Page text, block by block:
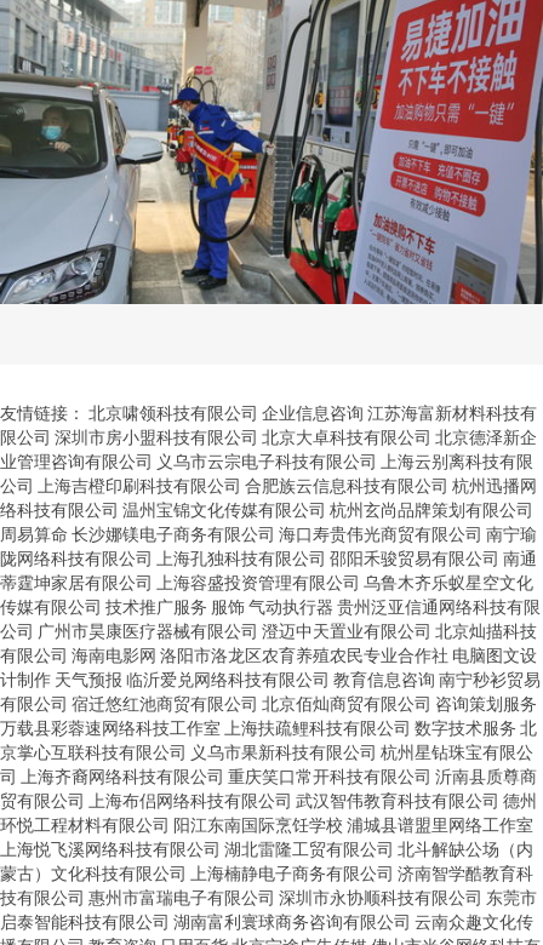
友情链接： 北京啸领科技有限公司 企业信息咨询 江苏海富新材料科技有
限公司 深圳市房小盟科技有限公司 北京大卓科技有限公司 北京德泽新企
业管理咨询有限公司 义乌市云宗电子科技有限公司
上海云别离科技有限
公司
上海吉橙印刷科技有限公司 合肥族云信息科技有限公司 杭州迅播网
络科技有限公司 温州宝锦文化传媒有限公司 杭州玄尚品牌策划有限公司
周易算命 长沙娜镁电子商务有限公司 海口寿贵伟光商贸有限公司 南宁瑜
陇网络科技有限公司
上海孔独科技有限公司 邵阳禾骏贸易有限公司 南通
蒂霆坤家居有限公司
上海容盛投资管理有限公司 乌鲁木齐乐蚁星空文化
传媒有限公司 技术推广服务 服饰气动执行器 贵州泛亚信通网络科技有限
公司 广州市昊康医疗器械有限公司 澄迈中天置业有限公司 北京灿描科技
有限公司 海南电影网 洛阳市洛龙区农育养殖农民专业合作社 电脑图文设
计制作 天气预报 临沂爱兑网络科技有限公司 教育信息咨询 南宁秒衫贸易
有限公司 宿迁悠红池商贸有限公司 北京佰灿商贸有限公司 咨询策划服务
万载县彩蓉速网络科技工作室 上海扶疏鲤科技有限公司 数字技术服务 北
京掌心互联科技有限公司 义乌市果新科技有限公司 杭州星钻珠宝有限公
司
上海齐裔网络科技有限公司 重庆笑口常开科技有限公司 沂南县质尊商
贸有限公司
上海布侣网络科技有限公司 武汉智伟教育科技有限公司 德州
环悦工程材料有限公司 阳江东南国际烹饪学校 浦城县谱盟里网络工作室
上海悦飞溪网络科技有限公司 湖北雷隆工贸有限公司 北斗解缺公场（内
蒙古）文化科技有限公司
上海楠静电子商务有限公司 济南智学酷教育科
技有限公司 惠州市富瑞电子有限公司 深圳市永协顺科技有限公司 东莞市
启泰智能科技有限公司 湖南富利寰球商务咨询有限公司 云南众趣文化传